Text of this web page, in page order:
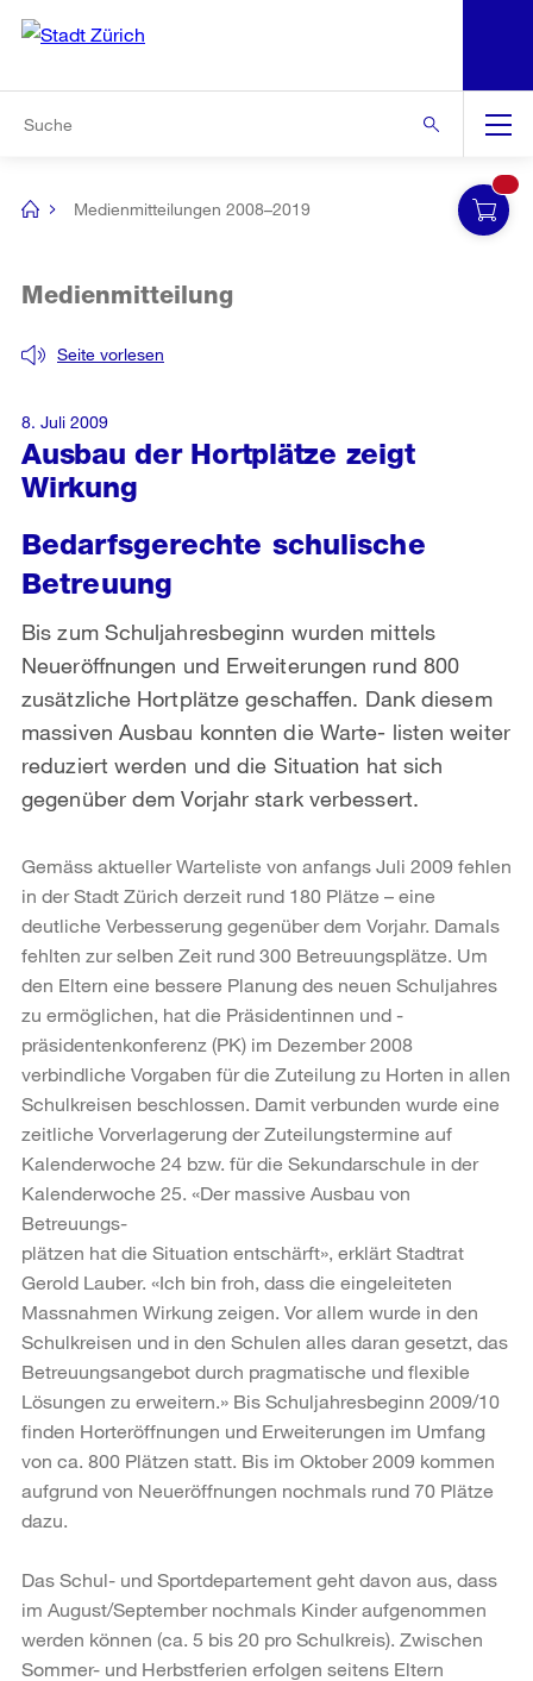
Navigation
[no
Medienmitteilungen 2008–2019
Ausbau der Hortplätze zeigt
Wirkung
Seite vorlesen
Medienmitteilung
Bedarfsgerechte schulische
Betreuung
Bis zum Schuljahresbeginn wurden mittels
Neueröffnungen und Erweiterungen rund 800
zusätzliche Hortplätze geschaffen. Dank diesem
massiven Ausbau konnten die Warte- listen weiter
reduziert werden und die Situation hat sich
gegenüber dem Vorjahr stark verbessert.
8. Juli 2009
Gemäss aktueller Warteliste von anfangs Juli 2009 fehlen
in der Stadt Zürich derzeit rund 180 Plätze – eine
deutliche Verbesserung gegenüber dem Vorjahr. Damals
fehlten zur selben Zeit rund 300 Betreuungsplätze. Um
den Eltern eine bessere Planung des neuen Schuljahres
zu ermöglichen, hat die Präsidentinnen und -
präsidentenkonferenz (PK) im Dezember 2008
verbindliche Vorgaben für die Zuteilung zu Horten in allen
Schulkreisen beschlossen. Damit verbunden wurde eine
zeitliche Vorverlagerung der Zuteilungstermine auf
Kalenderwoche 24 bzw. für die Sekundarschule in der
Kalenderwoche 25. «Der massive Ausbau von
Betreuungs-
plätzen hat die Situation entschärft», erklärt Stadtrat
Gerold Lauber. «Ich bin froh, dass die eingeleiteten
Massnahmen Wirkung zeigen. Vor allem wurde in den
Schulkreisen und in den Schulen alles daran gesetzt, das
Betreuungsangebot durch pragmatische und flexible
Lösungen zu erweitern.» Bis Schuljahresbeginn 2009/10
finden Horteröffnungen und Erweiterungen im Umfang
von ca. 800 Plätzen statt. Bis im Oktober 2009 kommen
aufgrund von Neueröffnungen nochmals rund 70 Plätze
dazu.
Das Schul- und Sportdepartement geht davon aus, dass
im August/September nochmals Kinder aufgenommen
werden können (ca. 5 bis 20 pro Schulkreis). Zwischen
Sommer- und Herbstferien erfolgen seitens Eltern